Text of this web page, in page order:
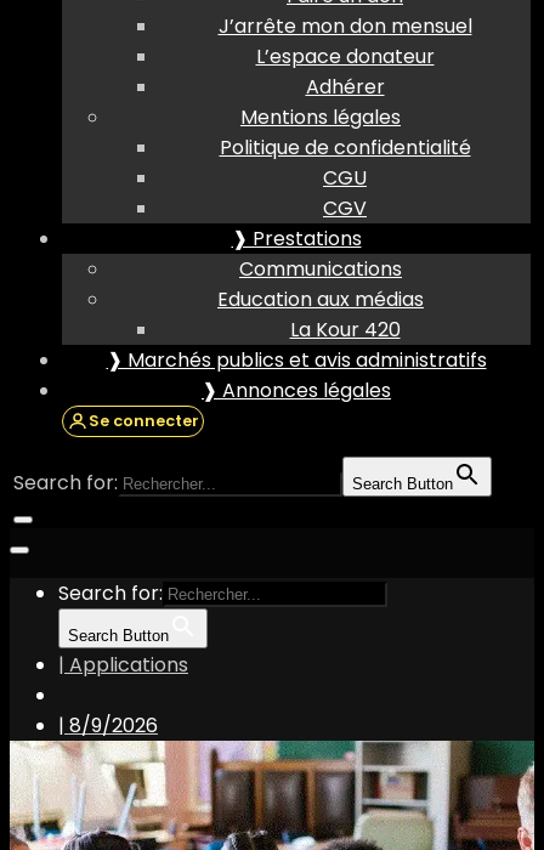
J’arrête mon don mensuel
L’espace donateur
Adhérer
Mentions légales
Politique de confidentialité
CGU
CGV
❱ Prestations
Communications
Education aux médias
La Kour 420
❱ Marchés publics et avis administratifs
❱ Annonces légales
Se connecter
Search for: Search Button
Search for:
Search Button
| Applications
| 8/9/2026